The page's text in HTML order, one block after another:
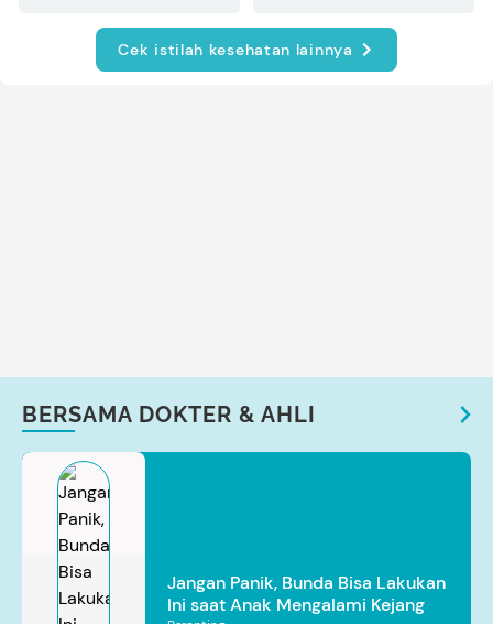
Cek istilah kesehatan lainnya
BERSAMA DOKTER & AHLI
Jangan Panik, Bunda Bisa Lakukan
Ini saat Anak Mengalami Kejang